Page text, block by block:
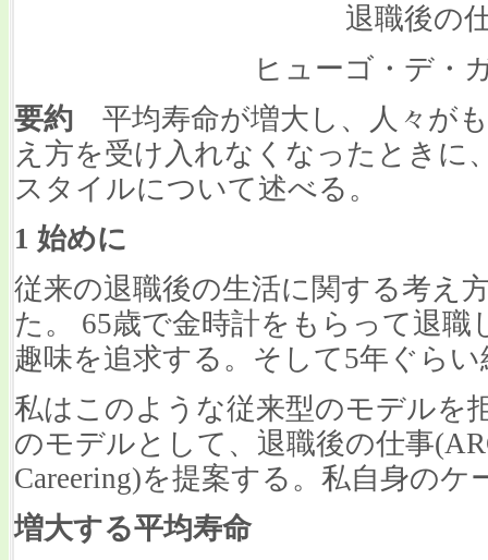
退職後の
ヒューゴ・デ・
要約 平均寿命が増大し、人々が
え方を受け入れなくなったときに
スタイルについて述べる。
1 始めに
従来の退職後の生活に関する考え
た。 65歳で金時計をもらって退職
趣味を追求する。そして5年ぐら
私はこのような従来型のモデルを
のモデルとして、退職後の仕事
Careering)を提案する。私自身の
増大する平均寿命